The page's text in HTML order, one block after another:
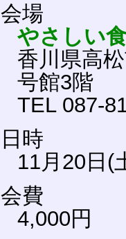
会場
やさしい
香川県高
号館3階
TEL 087-
日時
11月20日(
会費
4,000円